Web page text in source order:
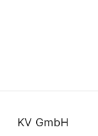
KV GmbH